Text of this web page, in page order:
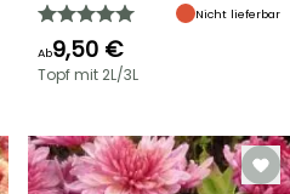
Nicht lieferbar
Ab9,50 €
Topf mit 2L/3L